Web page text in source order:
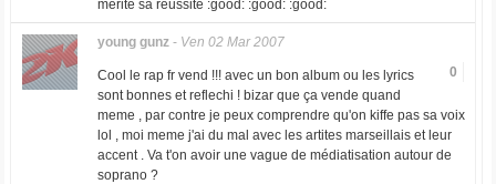
merite sa reussite :good: :good: :good:
young gunz- Ven 02 Mar 2007
0
Cool le rap fr vend !!! avec un bon album ou les lyrics
sont bonnes et reflechi ! bizar que ça vende quand
meme , par contre je peux comprendre qu'on kiffe pas sa voix
lol , moi meme j'ai du mal avec les artites marseillais et leur
accent . Va t'on avoir une vague de médiatisation autour de
soprano ?